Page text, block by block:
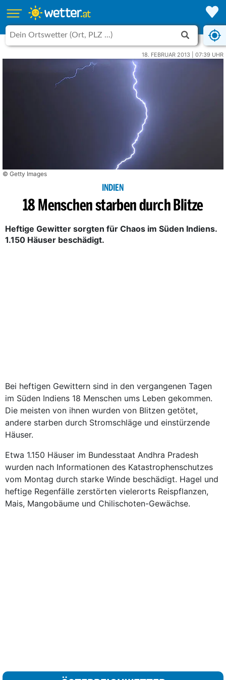
18. FEBRUAR 2013 | 07:39 UHR
© Getty Images
INDIEN
18 Menschen starben durch Blitze
Heftige Gewitter sorgten für Chaos im Süden Indiens.
1.150 Häuser beschädigt.
Bei heftigen Gewittern sind in den vergangenen Tagen
im Süden Indiens 18 Menschen ums Leben gekommen.
Die meisten von ihnen wurden von Blitzen getötet,
andere starben durch Stromschläge und einstürzende
Häuser.
Etwa 1.150 Häuser im Bundesstaat Andhra Pradesh
wurden nach Informationen des Katastrophenschutzes
vom Montag durch starke Winde beschädigt. Hagel und
heftige Regenfälle zerstörten vielerorts Reispflanzen,
Mais, Mangobäume und Chilischoten-Gewächse.